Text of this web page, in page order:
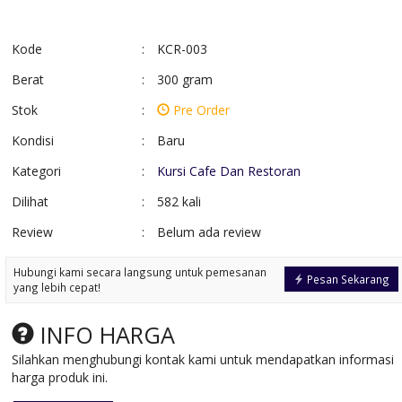
Kode :
KCR-003
Berat
:
300 gram
Stok
:
Pre Order
Kondisi
:
Baru
Kategori
:
Kursi Cafe Dan Restoran
Dilihat
:
582 kali
Review
: Belum ada review
Pesan Sekarang
Hubungi kami secara langsung untuk pemesanan
yang lebih cepat!
INFO HARGA
Silahkan menghubungi kontak kami untuk mendapatkan informasi
harga produk ini.
Meja Makan industrial
*Harga Hubungi CS
Pre Order
*Harga Hubungi
Pre Order